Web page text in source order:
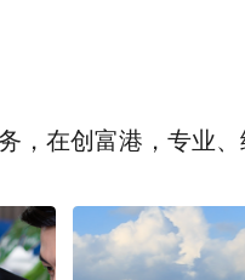
，在创富港，专业